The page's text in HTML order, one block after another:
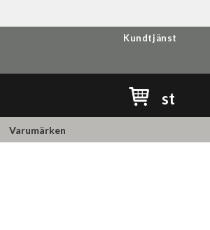
Kundtjänst
st
Varumärken